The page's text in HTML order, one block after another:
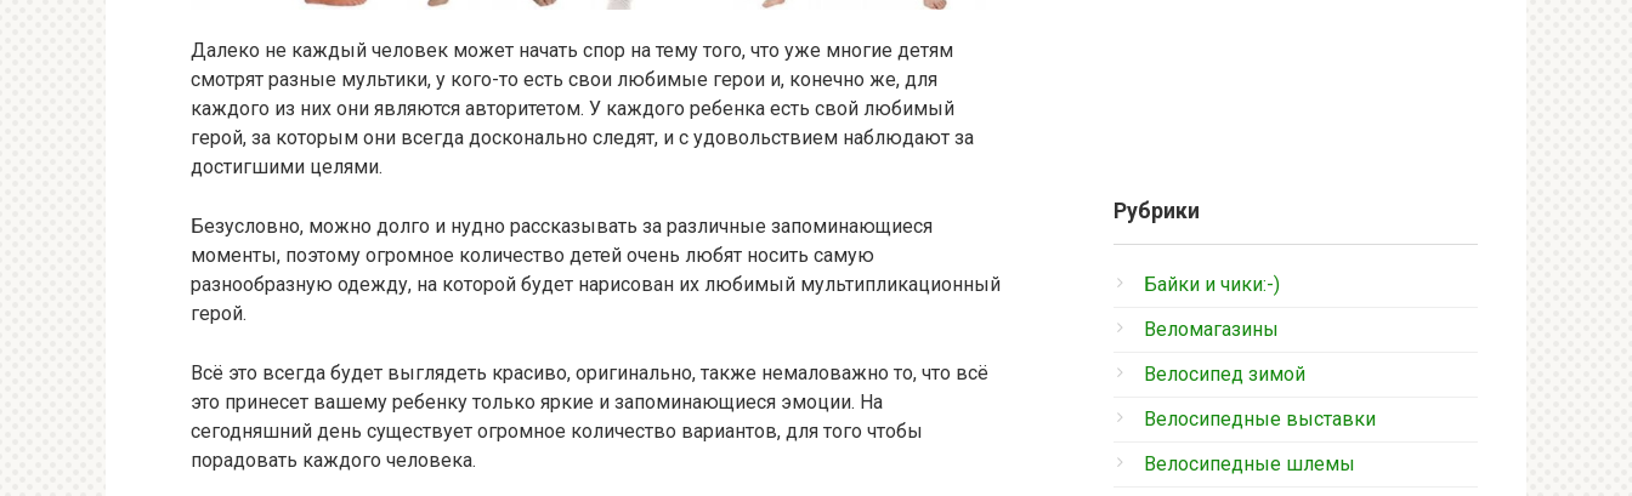
Далеко не каждый человек может начать спор на тему того, что уже многие детям
смотрят разные мультики, у кого-то есть свои любимые герои и, конечно же, для
каждого из них они являются авторитетом. У каждого ребенка есть свой любимый
герой, за которым они всегда досконально следят, и с удовольствием наблюдают за
достигшими целями.
Безусловно, можно долго и нудно рассказывать за различные запоминающиеся
моменты, поэтому огромное количество детей очень любят носить самую
разнообразную одежду, на которой будет нарисован их любимый мультипликационный
герой.
Всё это всегда будет выглядеть красиво, оригинально, также немаловажно то, что всё
это принесет вашему ребенку только яркие и запоминающиеся эмоции. На
сегодняшний день существует огромное количество вариантов, для того чтобы
порадовать каждого человека.
Рубрики
Байки и чики:-)
Веломагазины
Велосипед зимой
Велосипедные выставки
Велосипедные шлемы